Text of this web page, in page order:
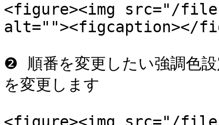
<figure><img src="/files/
alt=""><figcaption></
❷ 順番を変更したい強調色
を変更します